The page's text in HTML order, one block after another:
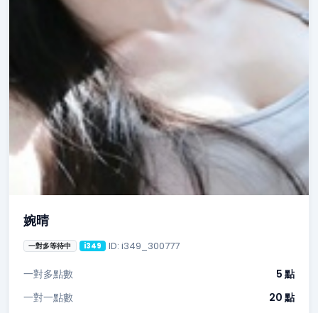
婉晴
一對多等待中 i349 ID: i349_300777
一對多點數
5 點
一對一點數
20 點